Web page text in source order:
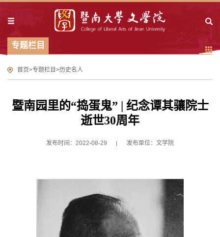
专题栏目
首页>专题栏目 >历史名人
暨南园里的“捣蛋鬼” | 纪念谭其骧院士
逝世30周年
发布时间：2022-08-29 发布单位：文学院